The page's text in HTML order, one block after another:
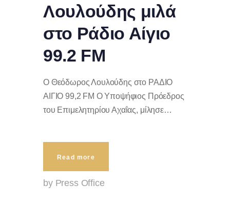
Λουλούδης μιλά
στο Ράδιο Αίγιο
99.2 FM
Ο Θεόδωρος Λουλούδης στο ΡΑΔΙΟ
ΑΙΓΙΟ 99,2 FM Ο Υποψήφιος Πρόεδρος
του Επιμελητηρίου Αχαΐας, μίλησε…
Read more
by Press Office